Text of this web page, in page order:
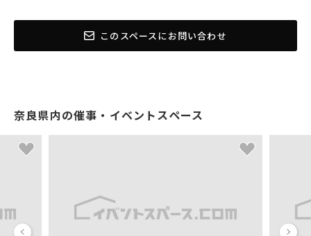
このスペースにお問い合わせ
奈良県内の催事・イベントスペース